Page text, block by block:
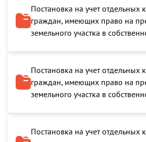
Постановка на учет отдельных
граждан, имеющих право на
земельного участка в
Постановка на учет отдельных
граждан, имеющих право на
земельного участка в
Постановка на учет отдельных